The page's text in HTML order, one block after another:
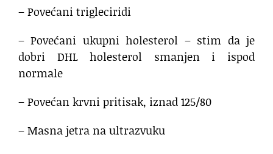
– Povećani trigleciridi
– Povećani ukupni holesterol – stim da je
dobri DHL holesterol smanjen i ispod
normale
– Povećan krvni pritisak, iznad 125/80
– Masna jetra na ultrazvuku